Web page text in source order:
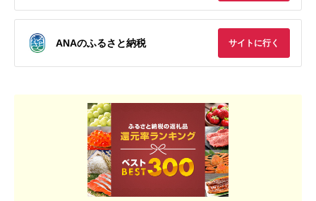
ANAのふるさと納税 サイトに行く